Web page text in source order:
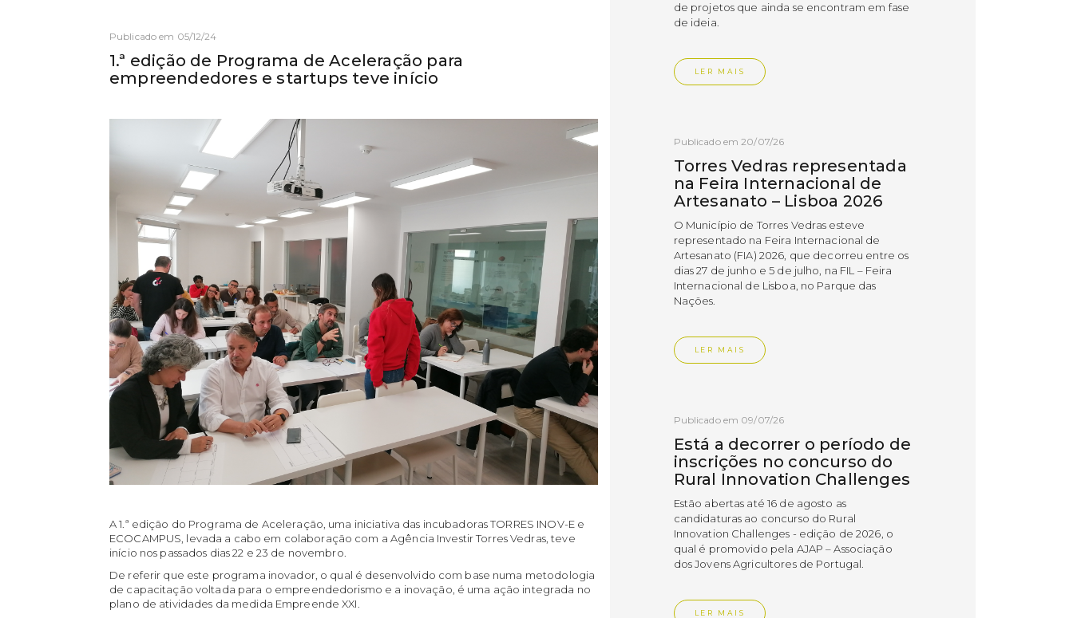
Publicado em 05/12/24
1.ª edição de Programa de Aceleração para
empreendedores e startups teve início
A 1.ª edição do Programa de Aceleração, uma iniciativa das incubadoras TORRES INOV-E e
ECOCAMPUS, levada a cabo em colaboração com a Agência Investir Torres Vedras, teve
início nos passados dias 22 e 23 de novembro.
De referir que este programa inovador, o qual é desenvolvido com base numa metodologia
de capacitação voltada para o empreendedorismo e a inovação, é uma ação integrada no
plano de atividades da medida Empreende XXI.
de projetos que ainda se encontram em fase
de ideia.
LER MAIS
Publicado em 20/07/26
Torres Vedras representada
na Feira Internacional de
Artesanato – Lisboa 2026
O Município de Torres Vedras esteve
representado na Feira Internacional de
Artesanato (FIA) 2026, que decorreu entre os
dias 27 de junho e 5 de julho, na FIL – Feira
Internacional de Lisboa, no Parque das
Nações.
LER MAIS
Publicado em 09/07/26
Está a decorrer o período de
inscrições no concurso do
Rural Innovation Challenges
Estão abertas até 16 de agosto as
candidaturas ao concurso do Rural
Innovation Challenges - edição de 2026, o
qual é promovido pela AJAP – Associação
dos Jovens Agricultores de Portugal.
LER MAIS